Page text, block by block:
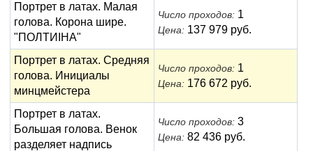
Портрет в латах. Малая
голова. Корона шире.
"ПОЛТИIНА"
Число проходов: 1
Цена: 137 979 руб.
Портрет в латах. Средняя
голова. Инициалы
минцмейстера
Число проходов: 1
Цена: 176 672 руб.
Портрет в латах.
Большая голова. Венок
разделяет надпись
Число проходов: 3
Цена: 82 436 руб.